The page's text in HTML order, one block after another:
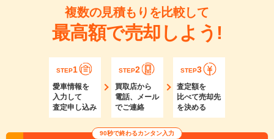
複数の見積もりを比較して
最高額で売却しよう!
STEP1
愛車情報を
入力して
査定申し込み
STEP2
買取店から
電話、メール
でご連絡
STEP3
査定額を
比べて売却先
を決める
90秒で終わるカンタン入力